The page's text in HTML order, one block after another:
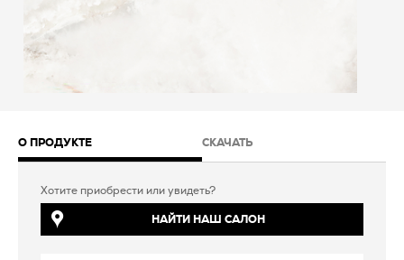
О ПРОДУКТЕ СКАЧАТЬ
Хотите приобрести или увидеть?
НАЙТИ НАШ САЛОН